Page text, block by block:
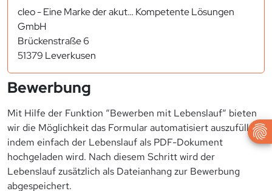
cleo - Eine Marke der akut… Kompetente Lösungen
GmbH
Brückenstraße 6
51379 Leverkusen
Bewerbung
Mit Hilfe der Funktion “Bewerben mit Lebenslauf“ bieten
wir die Möglichkeit das Formular automatisiert auszufüllen,
indem einfach der Lebenslauf als PDF-Dokument
hochgeladen wird. Nach diesem Schritt wird der
Lebenslauf zusätzlich als Dateianhang zur Bewerbung
abgespeichert.